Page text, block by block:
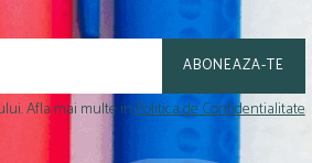
Afla mai multe inPolitica de Confidentialitate